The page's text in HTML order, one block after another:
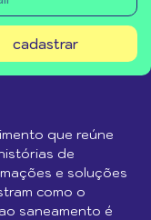
cadastrar
que reúne
de
e soluções
como o
saneamento é